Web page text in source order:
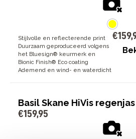
Stijlvolle en reflecterende print
Duurzaam geproduceerd volgens
het Bluesign® keurmerk en
Bionic Finish® Eco coating
Ademend en wind- en waterdicht
€159,
Basil Skane HiVis
€159,95